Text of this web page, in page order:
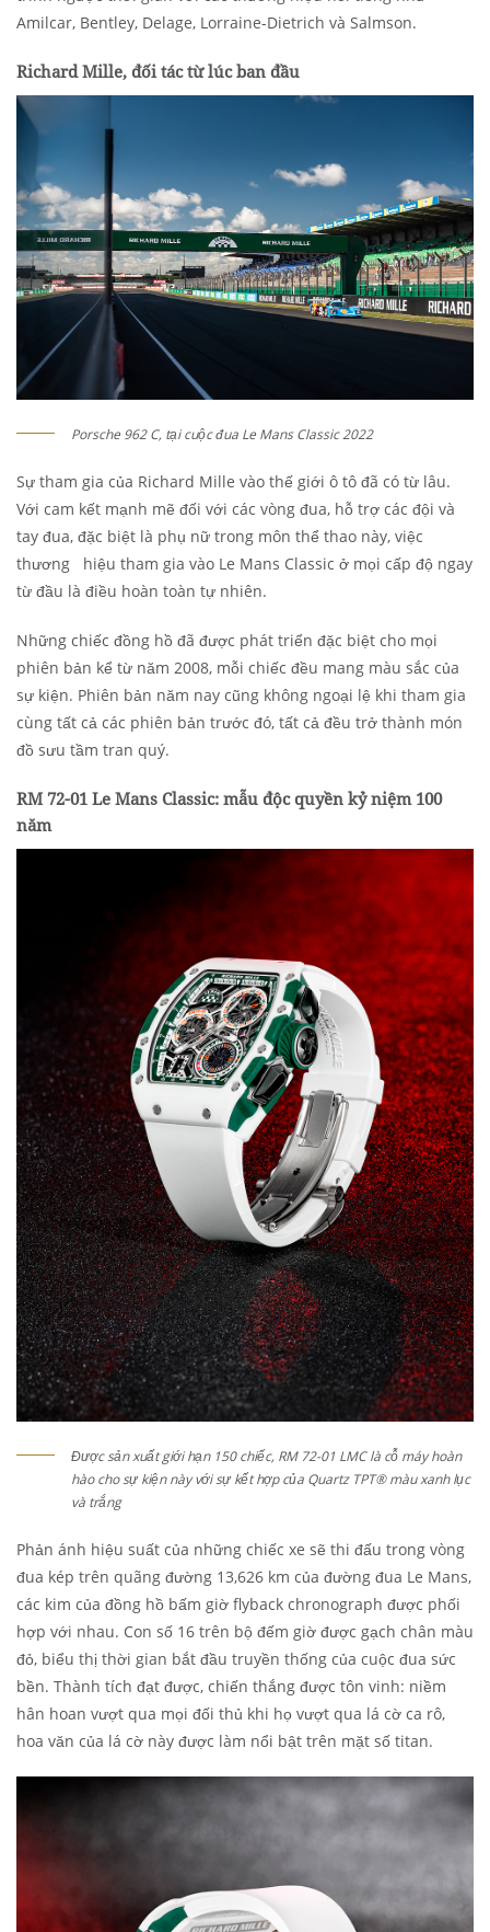
Amilcar, Bentley, Delage, Lorraine-Dietrich và Salmson.
Richard Mille, đối tác từ lúc ban đầu
Porsche 962 C, tại cuộc đua Le Mans Classic 2022
Sự tham gia của Richard Mille vào thế giới ô tô đã có từ lâu.
Với cam kết mạnh mẽ đối với các vòng đua, hỗ trợ các đội và
tay đua, đặc biệt là phụ nữ trong môn thể thao này, việc
thương hiệu tham gia vào Le Mans Classic ở mọi cấp độ ngay
từ đầu là điều hoàn toàn tự nhiên.
Những chiếc đồng hồ đã được phát triển đặc biệt cho mọi
phiên bản kể từ năm 2008, mỗi chiếc đều mang màu sắc của
sự kiện. Phiên bản năm nay cũng không ngoại lệ khi tham gia
cùng tất cả các phiên bản trước đó, tất cả đều trở thành món
đồ sưu tầm tran quý.
RM 72-01 Le Mans Classic: mẫu độc quyền kỷ niệm 100
năm
Được sản xuất giới hạn 150 chiếc, RM 72-01 LMC là cỗ máy hoàn
hào cho sự kiện này với sự kết hợp của Quartz TPT® màu xanh lục
và trắng
Phản ánh hiệu suất của những chiếc xe sẽ thi đấu trong vòng
đua kép trên quãng đường 13,626 km của đường đua Le Mans,
các kim của đồng hồ bấm giờ flyback chronograph được phối
hợp với nhau. Con số 16 trên bộ đếm giờ được gạch chân màu
đỏ, biểu thị thời gian bắt đầu truyền thống của cuộc đua sức
bền. Thành tích đạt được, chiến thắng được tôn vinh: niềm
hân hoan vượt qua mọi đối thủ khi họ vượt qua lá cờ ca rô,
hoa văn của lá cờ này được làm nổi bật trên mặt số titan.